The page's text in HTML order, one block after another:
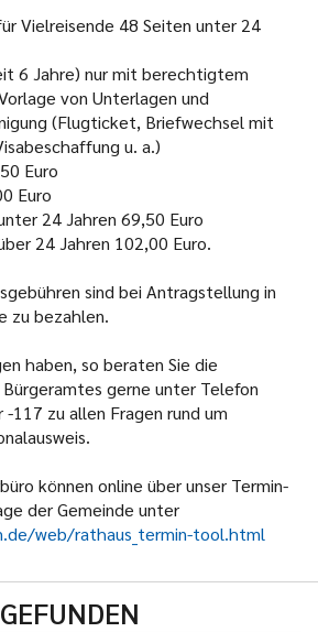
Vielreisende 48 Seiten unter 24
6 Jahre) nur mit berechtigtem
von Unterlagen und
(Flugticket, Briefwechsel mit
u. a.)
Euro
Euro
24 Jahren 69,50 Euro
24 Jahren 102,00 Euro.
sind bei Antragstellung in
zu bezahlen.
haben, so beraten Sie die
gerne unter Telefon
zu allen Fragen rund um
können online über unser Termin-
der Gemeinde unter
web/rathaus_termin-tool.html